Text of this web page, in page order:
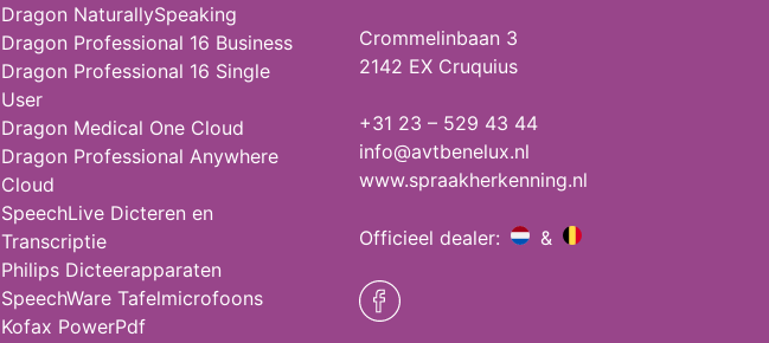
Dragon NaturallySpeaking
Dragon Professional 16 Business
Dragon Professional 16 Single
User
Dragon Medical One Cloud
Dragon Professional Anywhere
Cloud
SpeechLive Dicteren en
Transcriptie
Philips Dicteerapparaten
SpeechWare Tafelmicrofoons
Kofax PowerPdf
Crommelinbaan 3
2142 EX Cruquius
+31 23 – 529 43 44
info@avtbenelux.nl
www.spraakherkenning.nl
Officieel dealer: &